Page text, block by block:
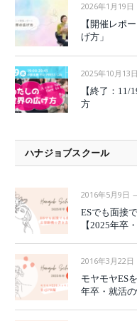
2026年1月19日
【開催レポ
げ方」
2025年10月13日
【終了：
方
ハナジョブスクール
2016年5月9日
ESでも面接
【2025年卒
2016年3月22日
モヤモヤES
年卒・就活の